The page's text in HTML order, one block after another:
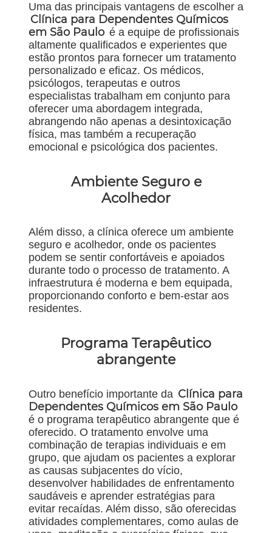
Uma das principais vantagens de escolher a
Clínica para Dependentes Químicos
em São Paulo é a equipe de profissionais
altamente qualificados e experientes que
estão prontos para fornecer um tratamento
personalizado e eficaz. Os médicos,
psicólogos, terapeutas e outros
especialistas trabalham em conjunto para
oferecer uma abordagem integrada,
abrangendo não apenas a desintoxicação
física, mas também a recuperação
emocional e psicológica dos pacientes.
Ambiente Seguro e
Acolhedor
Além disso, a clínica oferece um ambiente
seguro e acolhedor, onde os pacientes
podem se sentir confortáveis e apoiados
durante todo o processo de tratamento. A
infraestrutura é moderna e bem equipada,
proporcionando conforto e bem-estar aos
residentes.
Programa Terapêutico
abrangente
Outro benefício importante da Clínica para
Dependentes Químicos em São Paulo
é o programa terapêutico abrangente que é
oferecido. O tratamento envolve uma
combinação de terapias individuais e em
grupo, que ajudam os pacientes a explorar
as causas subjacentes do vício,
desenvolver habilidades de enfrentamento
saudáveis ​​e aprender estratégias para
evitar recaídas. Além disso, são oferecidas
atividades complementares, como aulas de